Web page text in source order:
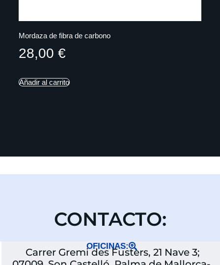
Mordaza de fibra de carbono
28,00 €
Añadir al carrito
CONTACTO:
OFICINAS:
Carrer Gremi des Fusters, 21 Nave 3;